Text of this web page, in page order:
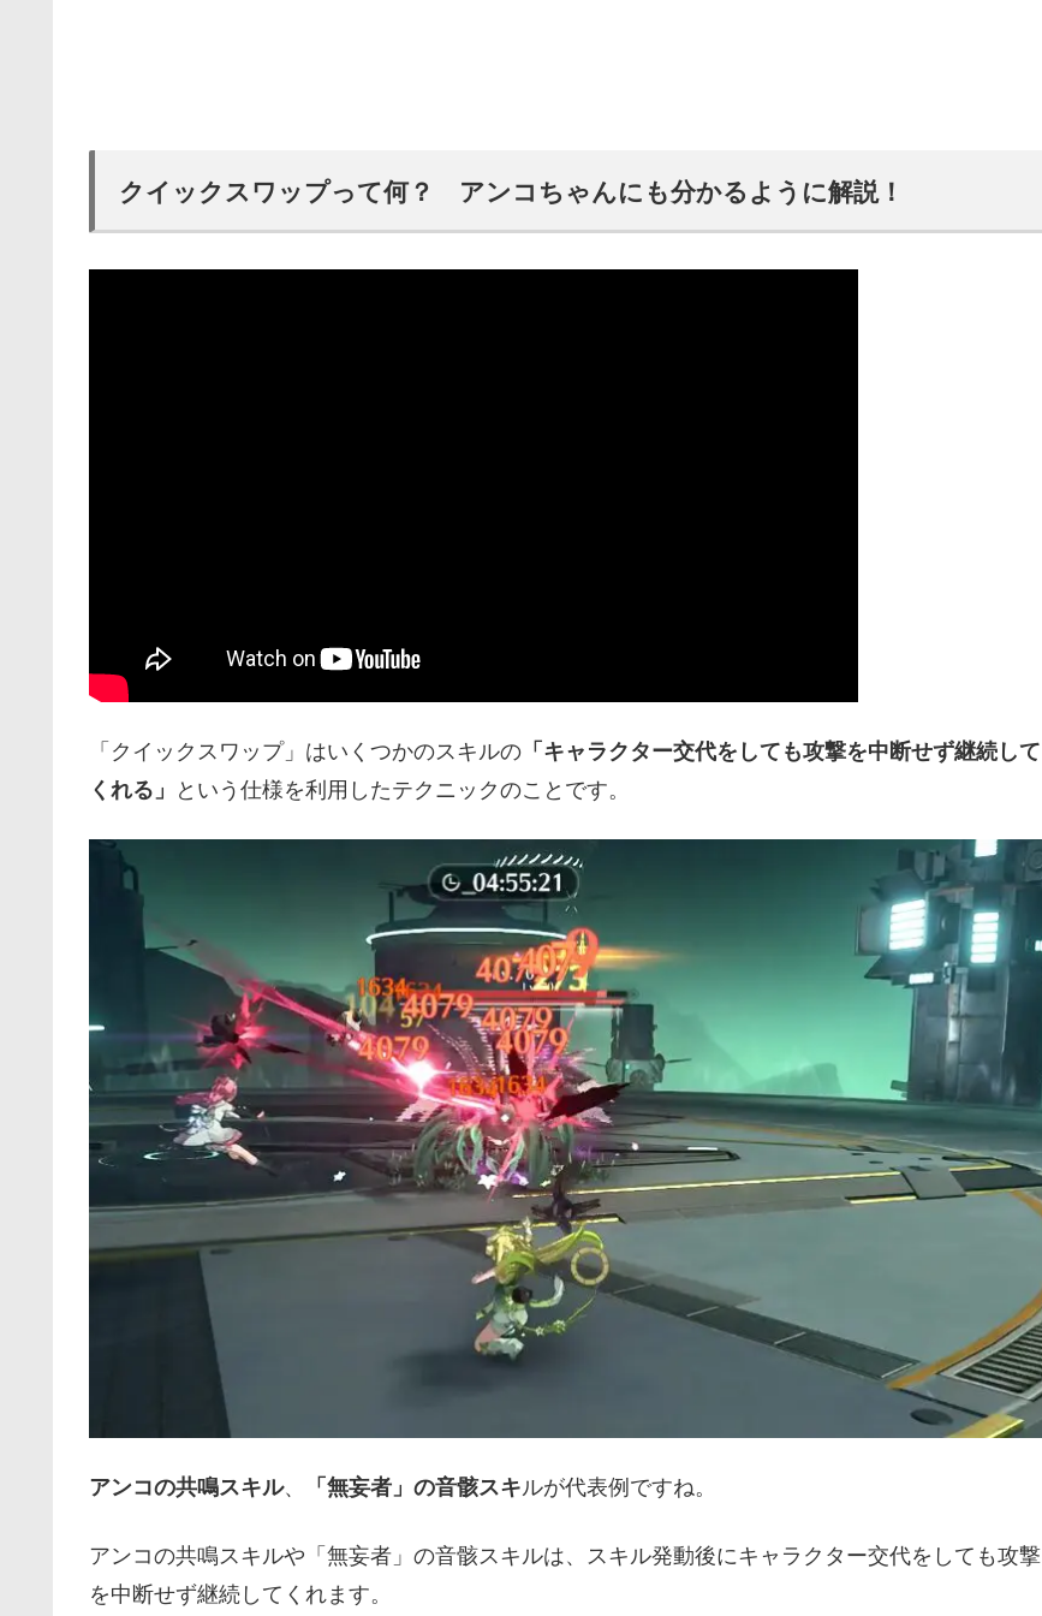
クイックスワップって何？ アンコちゃんにも分かるように解説！
「クイックスワップ」はいくつかのスキルの 「キャラクター交代をしても攻撃を中断せず継続して
くれる」
という仕様を利用したテクニックのことです。
アンコの共鳴スキル、 「無妄者」の音骸スキルが代表例ですね。
アンコの共鳴スキルや「無妄者」の音骸スキルは、スキル発動後にキャラクター交代をしても攻撃
を中断せず継続してくれます。